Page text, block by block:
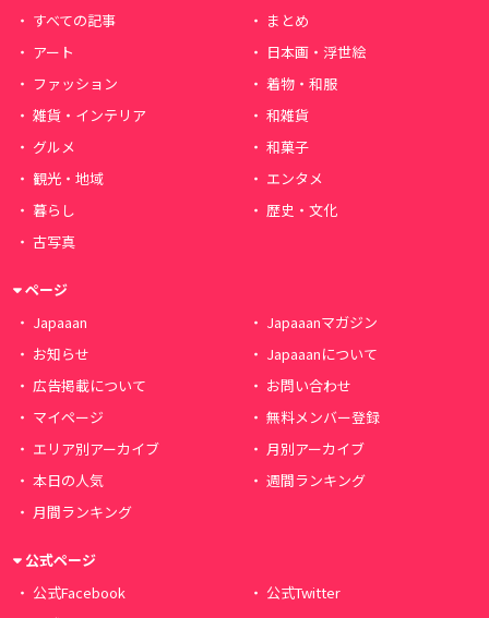
すべての記事
まとめ
アート
日本画・浮世絵
ファッション
着物・和服
雑貨・インテリア
和雑貨
グルメ
和菓子
観光・地域
エンタメ
暮らし
歴史・文化
古写真
ページ
Japaaan
Japaaanマガジン
お知らせ
Japaaanについて
広告掲載について
お問い合わせ
マイページ
無料メンバー登録
エリア別アーカイブ
月別アーカイブ
本日の人気
週間ランキング
月間ランキング
公式ページ
公式Facebook
公式Twitter